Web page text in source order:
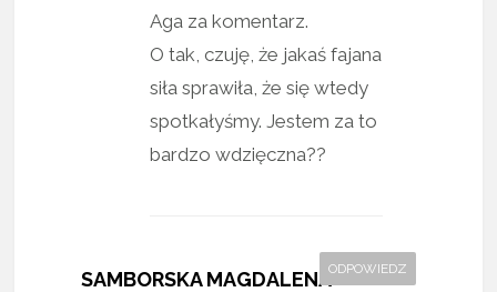
Aga za komentarz.
O tak, czuję, że jakaś fajana
siła sprawiła, że się wtedy
spotkałyśmy. Jestem za to
bardzo wdzięczna??
SAMBORSKA MAGDALENAODPOWIEDZ